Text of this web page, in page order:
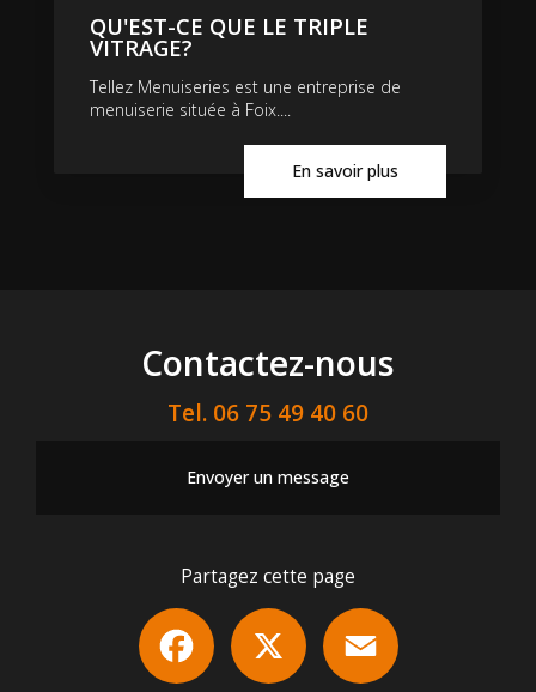
QU'EST-CE QUE LE TRIPLE
VITRAGE?
Tellez Menuiseries est une entreprise de
menuiserie située à Foix....
En savoir plus
Contactez-nous
Tel. 06 75 49 40 60
Envoyer un message
Partagez cette page
Facebook